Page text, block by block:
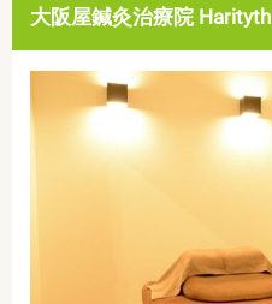
大阪屋鍼灸治療院 Harityth